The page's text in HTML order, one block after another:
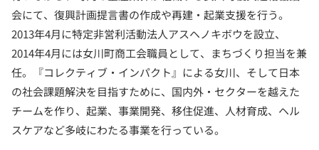
会にて、復興計画提言書の作成や再建・起業支援を行う。
2013年4月に特定非営利活動法人アスヘノキボウを設立、
2014年4月には女川町商工会職員として、まちづくり担当を兼
任。『コレクティブ・インパクト』による女川、そして日本
の社会課題解決を目指すために、国内外・セクターを越えた
チームを作り、起業、事業開発、移住促進、人材育成、ヘル
スケアなど多岐にわたる事業を行っている。